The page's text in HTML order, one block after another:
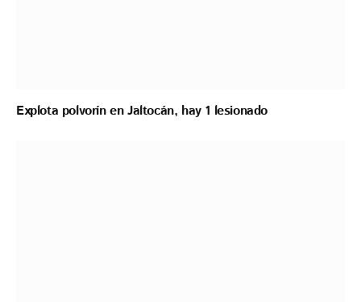
Explota polvorín en Jaltocán, hay 1 lesionado